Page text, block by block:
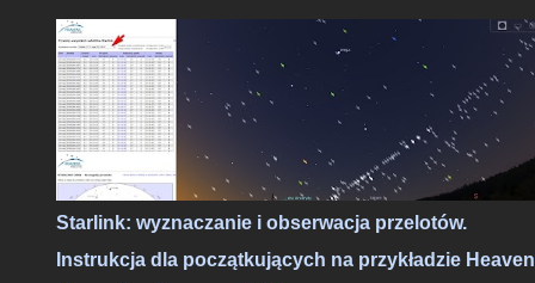
zbyt wcześnie. - (Uwaga: w końcowej części tekstu nowe
aktualizacje prognoz ze stycznia 2013 roku). Kliknij jeśli chcesz
razu przejść do uaktualnienia . - Kliknij w ten link, jeśli chcesz
przejść do aktualizacji z 05.05.2013 r.
Starlink: wyznaczanie i obserwacja przelotów.
Instrukcja dla początkujących na przykładzie